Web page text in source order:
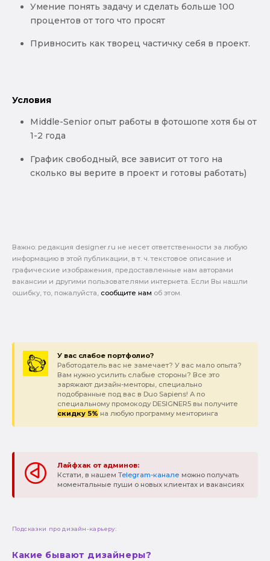
Умение понять задачу и сделать больше 100
процентов от того что просят
Привносить как творец частичку себя в проект.
Условия
Middle-Senior опыт работы в фотошопе хотя бы от
1-2 года
График свободный, все зависит от того на
сколько вы верите в проект и готовы работать)
Важно: pедакция designer.ru не несет ответственности за любую
информацию в этой публикации, в т. ч. текстовое описание и
графические изображения, предоставленные нам авторами
вакансии и другими пользователями интернета. Если Вы нашли
ошибку, то, пожалуйста, сообщите нам об этом.
У вас слабое портфолио?
Работодатель вас не замечает? У вас мало опыта?
Вам нужно усилить слабые стороны? Все это
заряжают дизайн-менторы, специально
подобранные под вас в Duo Sapiens! А по
специальному промокоду DESIGNER5 вы получите
скидку 5% на любую программу менторинга
Лайфхак от админов:
Кстати, в нашем Telegram-канале можно получать
моментальные пуши о новых клиентах и вакансиях
Подсказки про дизайн-карьеру:
Какие бывают дизайнеры?